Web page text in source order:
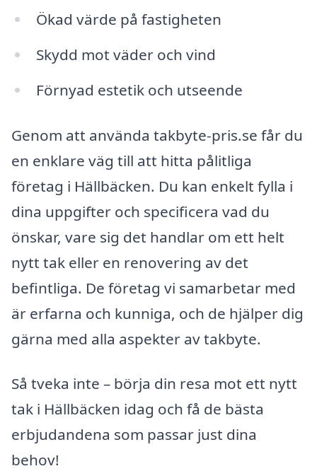
Ökad värde på fastigheten
Skydd mot väder och vind
Förnyad estetik och utseende
Genom att använda takbyte-pris.se får du
en enklare väg till att hitta pålitliga
företag i Hällbäcken. Du kan enkelt fylla i
dina uppgifter och specificera vad du
önskar, vare sig det handlar om ett helt
nytt tak eller en renovering av det
befintliga. De företag vi samarbetar med
är erfarna och kunniga, och de hjälper dig
gärna med alla aspekter av takbyte.
Så tveka inte – börja din resa mot ett nytt
tak i Hällbäcken idag och få de bästa
erbjudandena som passar just dina
behov!